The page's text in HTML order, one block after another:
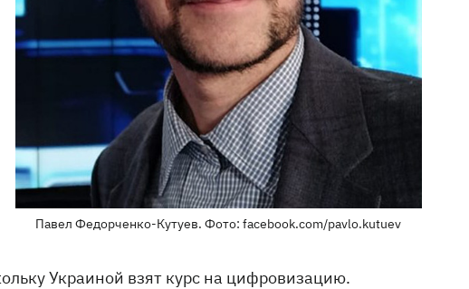
Павел Федорченко-Кутуев. Фото: facebook.com/pavlo.kutuev
Украиной взят курс на цифровизацию.